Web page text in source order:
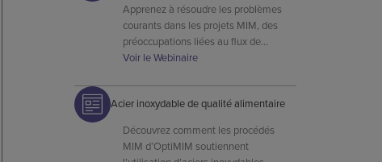
Apprenez à résoudre les problèmes
courants dans les projets MIM, des
préoccupations liées au flux de
matériaux aux propriétés finales des
spécialistes OptiMIM.
Voir le Webinaire
Acier inoxydable de qualité alimentaire
Découvrez comment les procédés
MIM d’OptiMIM soutiennent